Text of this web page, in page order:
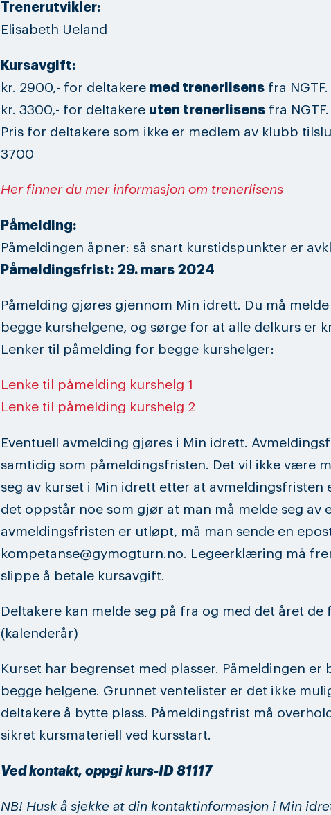
Trenerutvikler:
Elisabeth Ueland
Kursavgift:
kr. 2900,- for deltakere med trenerlisensfra NGTF.
kr. 3300,- for deltakere uten trenerlisensfra NGTF.
Pris for deltakere som ikke er medlem av klubb
3700
Her finner du mer informasjon om trenerlisens
Påmelding:
Påmeldingen åpner: så snart kurstidspunkter er
Påmeldingsfrist: 29. mars 2024
Påmelding gjøres gjennom Min idrett. Du må melde
begge kurshelgene, og sørge for at alle delkurs er
Lenker til påmelding for begge kurshelger:
Lenke til påmelding kurshelg 1
Lenke til påmelding kurshelg 2
Eventuell avmelding gjøres i Min idrett.
samtidig som påmeldingsfristen. Det vil ikke være
seg av kurset i Min idrett etter at avmeldingsfristen
det oppstår noe som gjør at man må melde seg av
avmeldingsfristen er utløpt, må man sende en
kompetanse@gymogturn.no. Legeerklæring må
slippe å betale kursavgift.
Deltakere kan melde seg på fra og med det året de
(kalenderår)
Kurset har begrenset med plasser. Påmeldingen er
begge helgene. Grunnet ventelister er det ikke
deltakere å bytte plass. Påmeldingsfrist må
sikret kursmateriell ved kursstart.
Ved kontakt, oppgi kurs-ID 81117
NB! Husk å sjekke at din kontaktinformasjon i Min